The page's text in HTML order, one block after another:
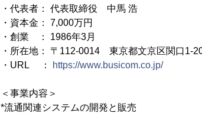
・代表者： 代表取締役 中馬 浩
・資本金： 7,000万円
・創業 ： 1986年3月
・所在地： 〒112-0014 東京都文京区関口1-
・URL ：
https://www.busicom.co.jp/
＜事業内容＞
*流通関連システムの開発と販売